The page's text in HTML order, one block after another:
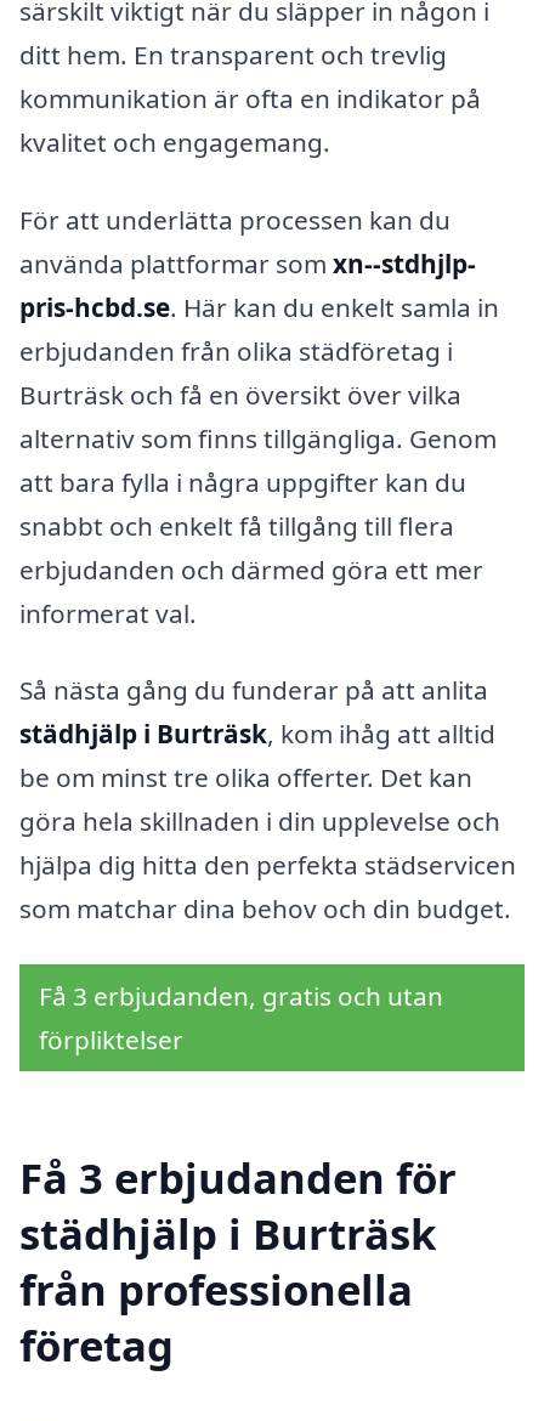
särskilt viktigt när du släpper in någon i
ditt hem. En transparent och trevlig
kommunikation är ofta en indikator på
kvalitet och engagemang.
För att underlätta processen kan du
använda plattformar som xn--stdhjlp-
pris-hcbd.se. Här kan du enkelt samla in
erbjudanden från olika städföretag i
Burträsk och få en översikt över vilka
alternativ som finns tillgängliga. Genom
att bara fylla i några uppgifter kan du
snabbt och enkelt få tillgång till flera
erbjudanden och därmed göra ett mer
informerat val.
Så nästa gång du funderar på att anlita
städhjälp i Burträsk, kom ihåg att alltid
be om minst tre olika offerter. Det kan
göra hela skillnaden i din upplevelse och
hjälpa dig hitta den perfekta städservicen
som matchar dina behov och din budget.
Få 3 erbjudanden, gratis och utan
förpliktelser
Få 3 erbjudanden för
städhjälp i Burträsk
från professionella
företag